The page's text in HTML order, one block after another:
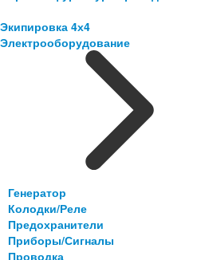
Экипировка 4х4
Электрооборудование
Генератор
Колодки/Реле
Предохранители
Приборы/Сигналы
Проводка